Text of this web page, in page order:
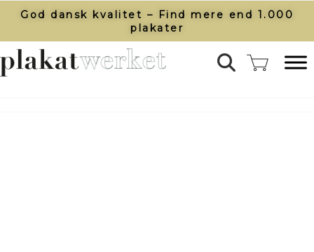
God dansk kvalitet – Find mere end 1.000
plakater​